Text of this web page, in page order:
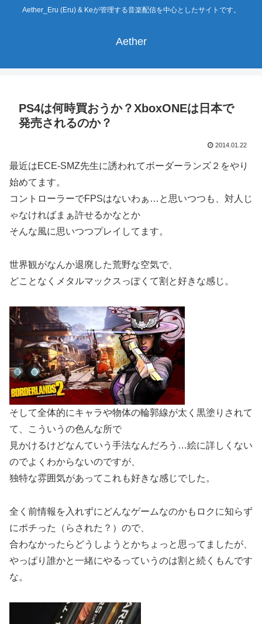
Aether_Eru (Eru) & Keが管理する音楽配信を中心としたサイトです。
Aether
PS4は何時買おうか？XboxONEは日本で
発売されるのか？
2014.01.22
最近はECE-SMZ先生に誘われてボーダーランズ２をやり
始めてます。
コントローラーでFPSはないわぁ…と思いつつも、対人じ
ゃなければまぁ許せるかなとか
そんな風に思いつつプレイしてます。
世界観がなんか退廃した荒野な空気で、
どことなくメタルマックスっぽくて割と好きな感じ。
そして全体的にキャラや物体の輪郭線が太く黒塗りされて
て、こういうの色んな所で
見かけるけどなんていう手法なんだろう…絵に詳しくない
のでよくわからないのですが、
独特な雰囲気があってこれも好きな感じでした。
全く前情報を入れずにどんなゲームなのかもロクに知らず
にポチった（らされた？）ので、
合わなかったらどうしようとかちょっと思ってましたが、
やっぱり誰かと一緒にやるっていうのは割と続くもんです
な。